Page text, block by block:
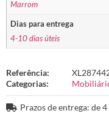
Marrom
Dias para entrega
4-10 dias úteis
Referência:
Categorias:
Prazos de entrega: de